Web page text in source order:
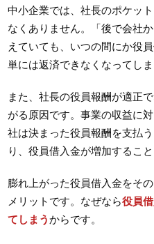
中小企業では、社長のポケッ
なくありません。「後で会社
えていても、いつの間にか役
単には返済できなくなってしま
また、社長の役員報酬が適正
がる原因です。事業の収益に
社は決まった役員報酬を支払
り、役員借入金が増加すること
膨れ上がった役員借入金をそ
メリットです。なぜなら役員
てしまうからです。